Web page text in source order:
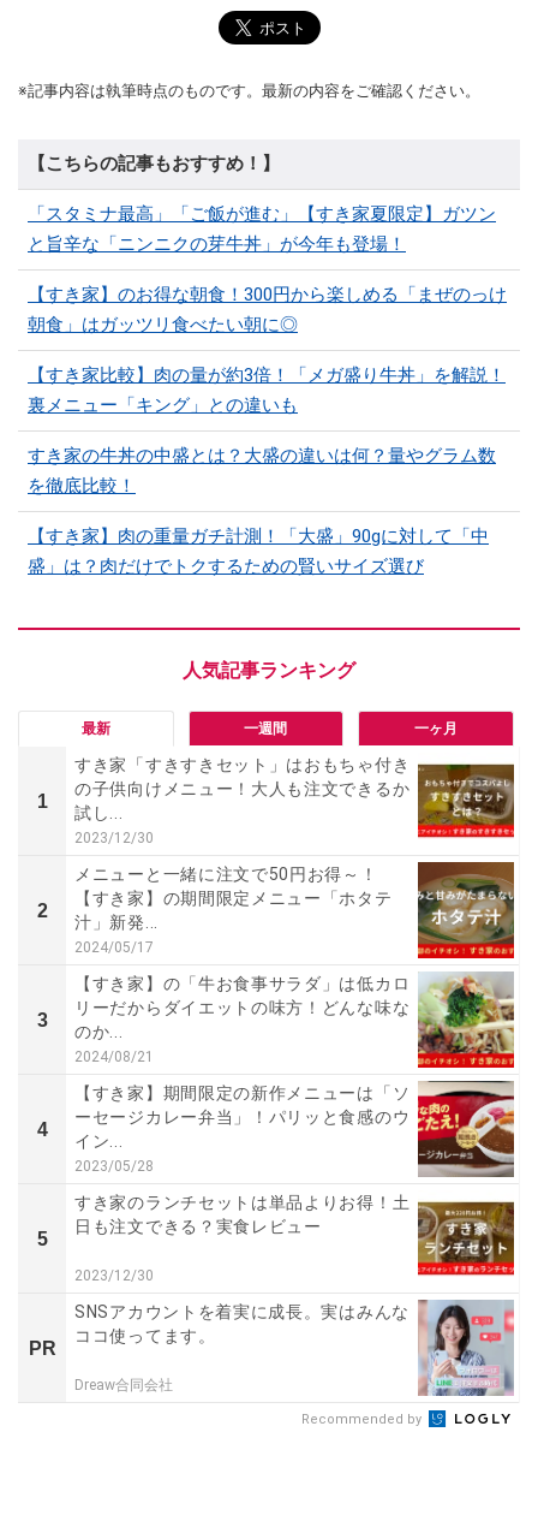
※記事内容は執筆時点のものです。最新の内容をご確認ください。
【こちらの記事もおすすめ！】
「スタミナ最高」「ご飯が進む」【すき家夏限定】ガツン
と旨辛な「ニンニクの芽牛丼」が今年も登場！
【すき家】のお得な朝食！300円から楽しめる「まぜのっけ
朝食」はガッツリ食べたい朝に◎
【すき家比較】肉の量が約3倍！「メガ盛り牛丼」を解説！
裏メニュー「キング」との違いも
すき家の牛丼の中盛とは？大盛の違いは何？量やグラム数
を徹底比較！
【すき家】肉の重量ガチ計測！「大盛」90gに対して「中
盛」は？肉だけでトクするための賢いサイズ選び
最新 一週間 一ヶ月
1
すき家「すきすきセット」はおもちゃ付き
の子供向けメニュー！大人も注文できるか
試し...
2023/12/30
2
メニューと一緒に注文で50円お得～！
【すき家】の期間限定メニュー「ホタテ
汁」新発...
2024/05/17
3
【すき家】の「牛お食事サラダ」は低カロ
リーだからダイエットの味方！どんな味な
のか...
2024/08/21
4
【すき家】期間限定の新作メニューは「ソ
ーセージカレー弁当」！パリッと食感のウ
イン...
2023/05/28
5
すき家のランチセットは単品よりお得！土
日も注文できる？実食レビュー
2023/12/30
PR
SNSアカウントを着実に成長。実はみんな
ココ使ってます。
Dreaw合同会社
Recommended by